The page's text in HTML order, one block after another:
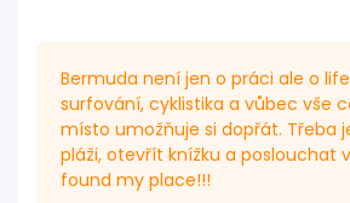
Bermuda není jen o práci ale o
surfování, cyklistika a vůbec vše
místo umožňuje si dopřát. Třeba
pláži, otevřít knížku a poslouchat
found my place!!!